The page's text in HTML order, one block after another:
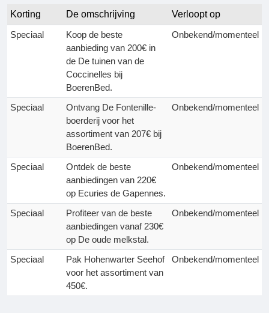
Korting De omschrijving
Verloopt op
Speciaal
Koop de beste
aanbieding van 200€ in
de De tuinen van de
Coccinelles bij
BoerenBed.
Onbekend/momenteel
Speciaal
Ontvang De Fontenille-
boerderij voor het
assortiment van 207€ bij
BoerenBed.
Onbekend/momenteel
Speciaal
Ontdek de beste
aanbiedingen van 220€
op Ecuries de Gapennes.
Onbekend/momenteel
Speciaal
Profiteer van de beste
aanbiedingen vanaf 230€
op De oude melkstal.
Onbekend/momenteel
Speciaal
Pak Hohenwarter Seehof
voor het assortiment van
450€.
Onbekend/momenteel